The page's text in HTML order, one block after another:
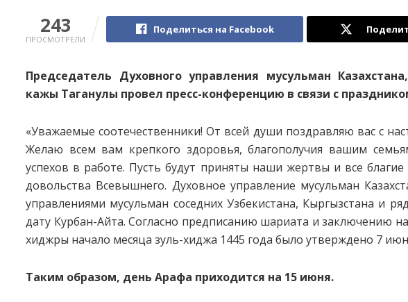
243
ПРОСМОТРЕЛИ
Поделиться на Facebook
Председатель Духовного управления мусульман
кажы Таганулы провел пресс-конференцию в связи с
«Уважаемые соотечественники! От всей души поздравляю вас с
Желаю всем вам крепкого здоровья, благополучия вашим
успехов в работе. Пусть будут приняты наши жертвы и все
довольства Всевышнего. Духовное управление мусульман
управлениями мусульман соседних Узбекистана, Кыргызстана и
дату Курбан-Айта. Согласно предписанию шариата и заключению
хиджры начало месяца зуль-хиджа 1445 года было утверждено 7
Таким образом, день Арафа приходится на 15 июня.